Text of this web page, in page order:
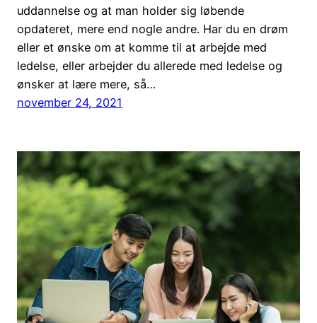
uddannelse og at man holder sig løbende
opdateret, mere end nogle andre. Har du en drøm
eller et ønske om at komme til at arbejde med
ledelse, eller arbejder du allerede med ledelse og
ønsker at lære mere, så…
november 24, 2021